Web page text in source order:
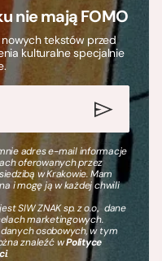
nie mają FOMO
tekstów przed
kulturalne specjalnie
adres e-mail informacje
oferowanych przez
w Krakowie. Mam
i mogę ją w każdej chwili
SIW ZNAK sp. z o.o., dane
marketingowych.
osobowych, w tym
znaleźć wPolityce
.